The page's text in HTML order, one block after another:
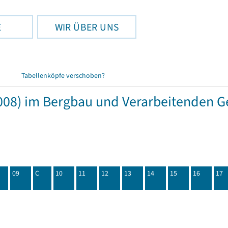
WIR ÜBER UNS
Tabellenköpfe verschoben?
im Bergbau und Verarbeitenden
09 C 10 11 12 13 14 15 16 17